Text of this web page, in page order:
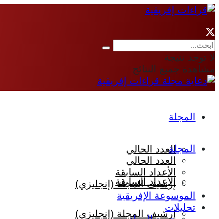
لا توجد نتيجة
مشاهدة جميع النتائج
المجلة
العدد الحالي
الأعداد السابقة
إرشيف المجلة (إنجليزي)
المجلة
العدد الحالي
الأعداد السابقة
إرشيف المجلة (إنجليزي)
الموسوعة الإفريقية
تحليلات